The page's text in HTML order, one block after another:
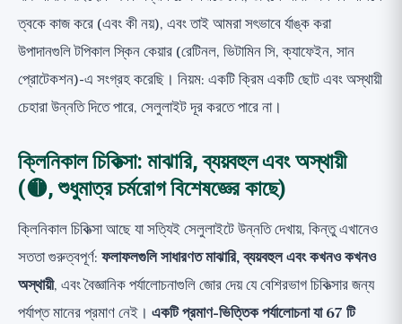
ত্বকে কাজ করে (এবং কী নয়), এবং তাই আমরা সৎভাবে র্যাঙ্ক করা
উপাদানগুলিটপিকাল স্কিন কেয়ার (রেটিনল, ভিটামিন সি, ক্যাফেইন, সান
প্রোটেকশন)-এ সংগ্রহ করেছি। নিয়ম: একটি ক্রিম একটি ছোট এবং অস্থায়ী
চেহারা উন্নতি দিতে পারে, সেলুলাইট দূর করতে পারে না।
ক্লিনিকাল চিকিত্সা: মাঝারি, ব্যয়বহুল এবং অস্থায়ী
(🟡, শুধুমাত্র চর্মরোগ বিশেষজ্ঞের কাছে)
ক্লিনিকাল চিকিত্সা আছে যা সত্যিই সেলুলাইটে উন্নতি দেখায়, কিন্তু এখানেও
সততা গুরুত্বপূর্ণ: ফলাফলগুলি সাধারণত মাঝারি, ব্যয়বহুল এবং কখনও কখনও
অস্থায়ী, এবং বৈজ্ঞানিক পর্যালোচনাগুলি জোর দেয় যে বেশিরভাগ চিকিত্সার জন্য
পর্যাপ্ত মানের প্রমাণ নেই। একটি প্রমাণ-ভিত্তিক পর্যালোচনা যা 67 টি